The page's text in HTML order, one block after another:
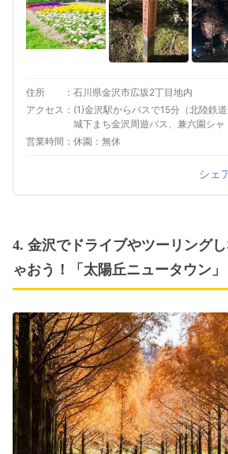
住所
石川県金沢市広坂2丁目地内
アクセス
(1)金沢駅からバスで15分（北陸鉄道
城下まち金沢周遊バス、兼六園シャトル
坊（四高記念公園前）バス停から徒歩
営業時間 休園：無休
シェ
4. 金沢でドライブやツーリング
ゃおう！「太陽丘ニュータウン」